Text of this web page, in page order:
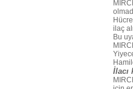
ilaç
Bu
İlacı